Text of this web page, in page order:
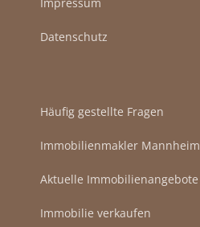
Datenschutz
Häufig gestellte Fragen
Immobilienmakler Mannheim
Aktuelle Immobilienangebote
Immobilie verkaufen